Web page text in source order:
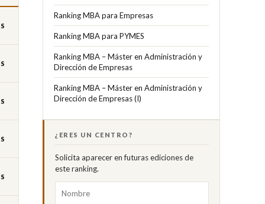
Ranking MBA para Empresas
Ranking MBA para PYMES
Ranking MBA – Máster en Administración y
Dirección de Empresas
Ranking MBA – Máster en Administración y
Dirección de Empresas (I)
¿ERES UN CENTRO?
Solicita aparecer en futuras ediciones de
este ranking.